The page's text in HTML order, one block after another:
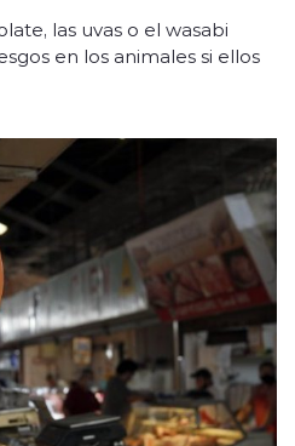
las uvas o el wasabi
en los animales si ellos